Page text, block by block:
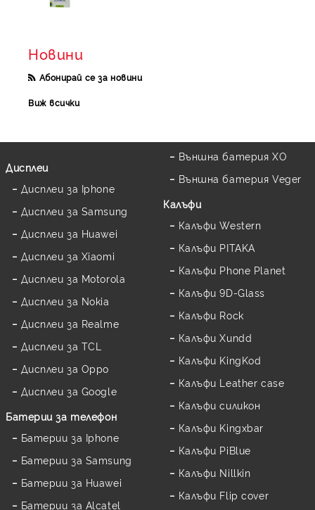
Новини
Абонирай се за новини
Виж всички
Дисплеи
Дисплеи за Iphone
Дисплеи за Samsung
Дисплеи за Huawei
Дисплеи за Xiaomi
Дисплеи за Motorola
Дисплеи за Nokia
Дисплеи за Realme
Дисплеи за TCL
Дисплеи за Oppo
Дисплеи за Google
Батерии за телефон
Батерии за Iphone
Батерии за Samsung
Батерии за Huawei
Батерии за Alcatel
Външна батерия XO
Външна батерия Veger
Калъфи
Калъфи Western
Калъфи PITAKA
Калъфи Phone Planet
Калъфи 9D-Glass
Калъфи Rock
Калъфи Xundd
Калъфи KingKod
Калъфи Leather case
Калъфи силикон
Калъфи Kingxbar
Калъфи PiBlue
Калъфи Nillkin
Калъфи Flip cover